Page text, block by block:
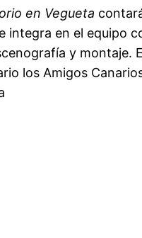
en Vegueta
integra en el equipo
y montaje.
los Amigos